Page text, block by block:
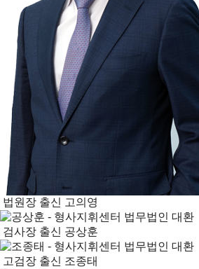
법원장 출신 고의영
검사장 출신 공상훈
고검장 출신 조종태